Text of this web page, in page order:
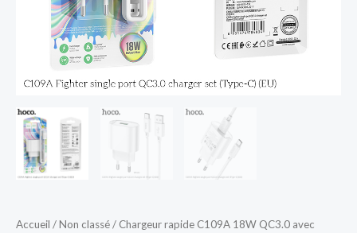
Accueil /Non classé/ Chargeur rapide C109A 18W QC3.0 avec